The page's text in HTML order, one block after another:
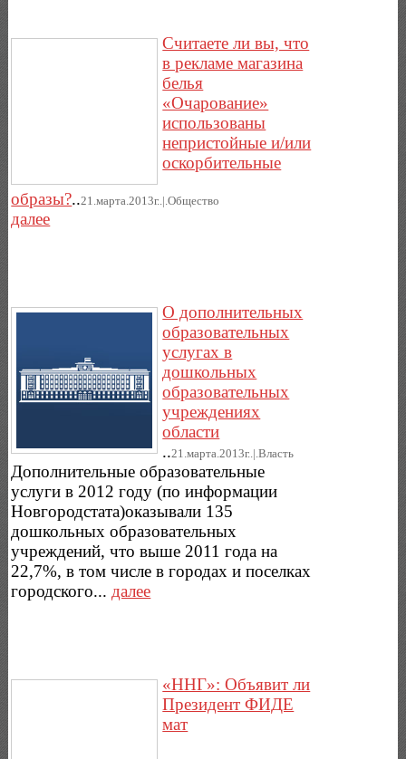
Считаете ли вы, что
в рекламе магазина
белья
«Очарование»
использованы
непристойные и/или
оскорбительные
образы?..21.марта.2013г..|.Общество
далее
О дополнительных
образовательных
услугах в
дошкольных
образовательных
учреждениях
области
..21.марта.2013г..|.Власть
Дополнительные образовательные
услуги в 2012 году (по информации
Новгородстата)оказывали 135
дошкольных образовательных
учреждений, что выше 2011 года на
22,7%, в том числе в городах и поселках
городского... далее
«ННГ»: Объявит ли
Президент ФИДЕ
мат